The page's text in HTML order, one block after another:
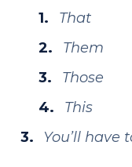
That
Them
Those
This
You’ll have